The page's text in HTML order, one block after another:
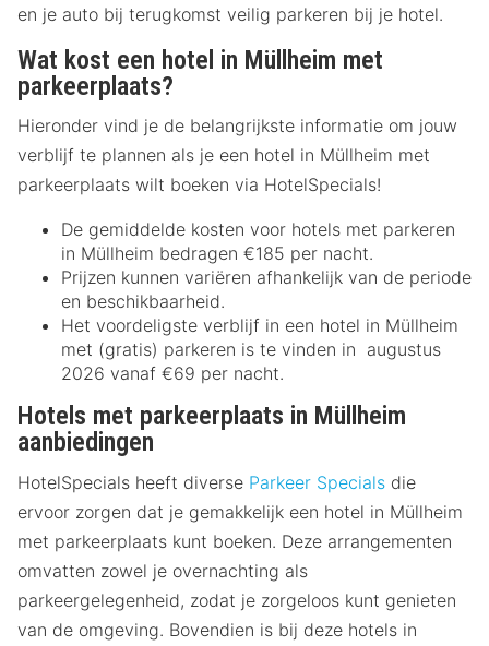
en je auto bij terugkomst veilig parkeren bij je hotel.
Wat kost een hotel in Müllheim met
parkeerplaats?
Hieronder vind je de belangrijkste informatie om jouw
verblijf te plannen als je een hotel in Müllheim met
parkeerplaats wilt boeken via HotelSpecials!
De gemiddelde kosten voor hotels met parkeren
in Müllheim bedragen €185 per nacht.
Prijzen kunnen variëren afhankelijk van de periode
en beschikbaarheid.
Het voordeligste verblijf in een hotel in Müllheim
met (gratis) parkeren is te vinden in augustus
2026 vanaf €69 per nacht.
Hotels met parkeerplaats in Müllheim
aanbiedingen
HotelSpecials heeft diverse Parkeer Specials die
ervoor zorgen dat je gemakkelijk een hotel in Müllheim
met parkeerplaats kunt boeken. Deze arrangementen
omvatten zowel je overnachting als
parkeergelegenheid, zodat je zorgeloos kunt genieten
van de omgeving. Bovendien is bij deze hotels in